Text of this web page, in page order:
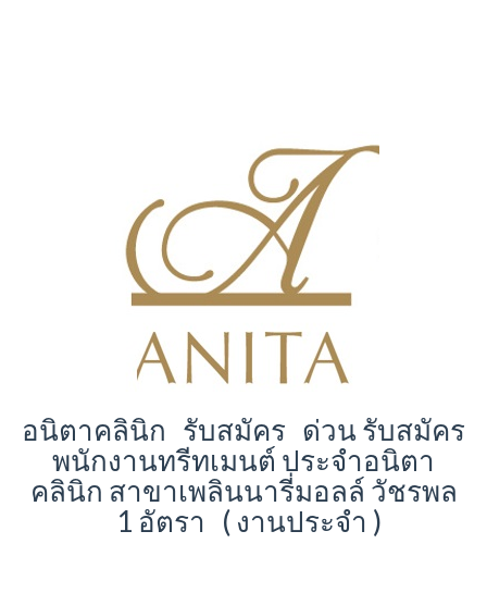
อนิตาคลินิก รับสมัคร ด่วน รับสมัคร
พนักงานทรีทเมนต์ ประจำอนิตา
คลินิก สาขาเพลินนารี่มอลล์ วัชรพล
1 อัตรา ( งานประจำ )